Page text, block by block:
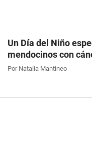
Un Día del Niño
mendocinos con
Por Natalia Mantineo